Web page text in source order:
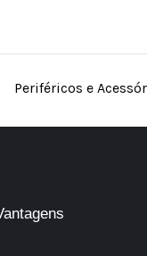
Periféricos e